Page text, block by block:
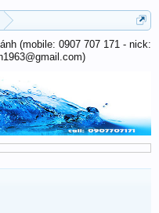
(mobile: 0907 707 171 - nick: